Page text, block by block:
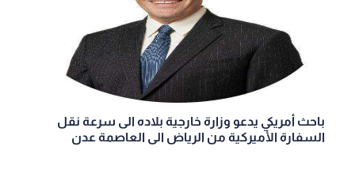
باحث أمريكي يدعو وزارة خارجية بلاده الى سرعة نقل
السفارة الأميركية من الرياض الى العاصمة عدن